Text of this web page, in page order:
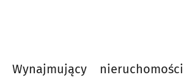
Wynajmujący